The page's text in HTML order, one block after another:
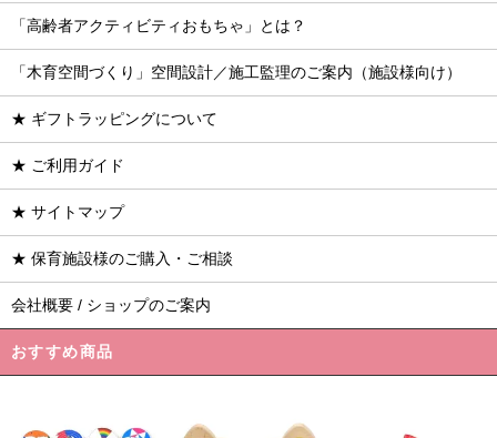
「高齢者アクティビティおもちゃ」とは？
「木育空間づくり」空間設計／施工監理のご案内（施設様向け）
★ ギフトラッピングについて
★ ご利用ガイド
★ サイトマップ
★ 保育施設様のご購入・ご相談
会社概要 / ショップのご案内
おすすめ商品